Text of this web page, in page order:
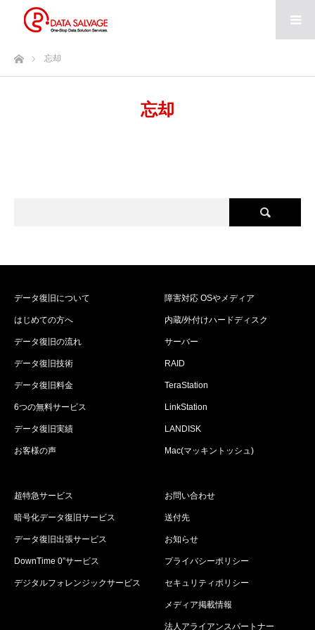
ホーム忘却
忘却
データ復旧について
はじめての方へ
データ復旧の流れ
データ復旧技術
データ復旧料金
6つの無料サービス
データ復旧実績
お客様の声
障害対応 OSやメディア
内蔵/外付けハードディスク
サーバー
RAID
TeraStation
LinkStation
LANDISK
Mac(マッキントッシュ)
超特急サービス
暗号化データ復旧サービス
データ復旧出張サービス
DownTime 0”サービス
デジタルフォレンジックサービス
お問い合わせ
送付先
お知らせ
プライバシーポリシー
セキュリティポリシー
メディア掲載情報
法人アライアンスパートナー